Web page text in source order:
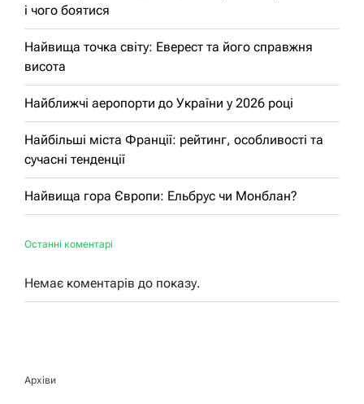
і чого боятися
Найвища точка світу: Еверест та його справжня
висота
Найближчі аеропорти до України у 2026 році
Найбільші міста Франції: рейтинг, особливості та
сучасні тенденції
Найвища гора Європи: Ельбрус чи Монблан?
Останні коментарі
Немає коментарів до показу.
Архіви